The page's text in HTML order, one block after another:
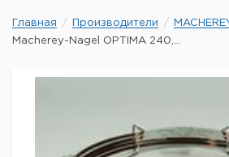
Главная Производители
Macherey-Nagel OPTIMA 240,...